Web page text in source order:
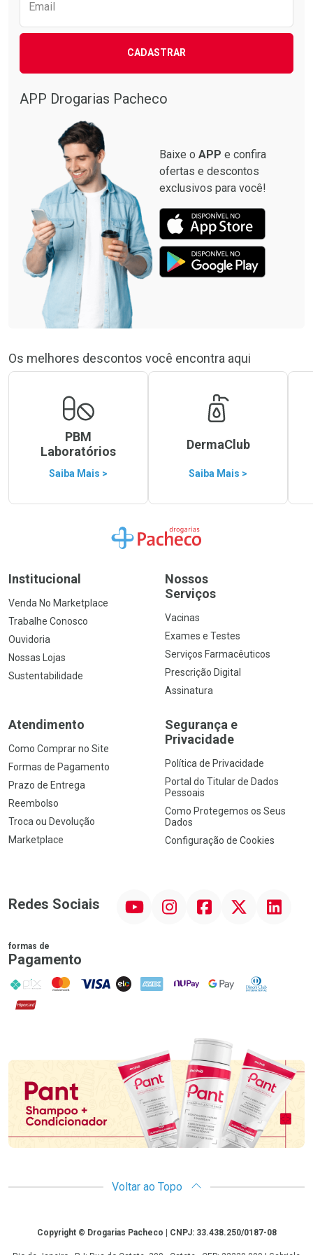
Email
CADASTRAR
APP Drogarias Pacheco
Baixe o APP e confira
ofertas e descontos
exclusivos para você!
Os melhores descontos você encontra aqui
PBM
Laboratórios
Saiba Mais >
DermaClub
Saiba Mais >
Ir para a Home
Institucional
Venda No Marketplace
Trabalhe Conosco
Ouvidoria
Nossas Lojas
Sustentabilidade
Nossos
Serviços
Vacinas
Exames e Testes
Serviços Farmacêuticos
Prescrição Digital
Assinatura
Atendimento
Como Comprar no Site
Formas de Pagamento
Prazo de Entrega
Reembolso
Troca ou Devolução
Marketplace
Segurança e
Privacidade
Política de Privacidade
Portal do Titular de Dados
Pessoais
Como Protegemos os Seus
Dados
Configuração de Cookies
Redes Sociais InstagramFacebook Linkedin
formas de
Pagamento
PIX MasterCard
VISA ELO AMEX NuPay Google PayDiners Club
Hipercard
Promoção em Destaque
Voltar ao Topo
CopyrightCopyright © Drogarias Pacheco | CNPJ: 33.438.250/0187-08